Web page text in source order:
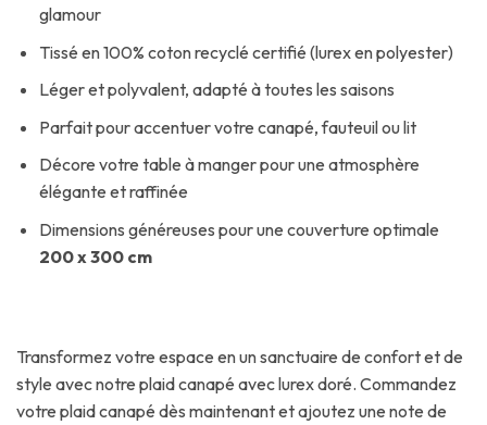
glamour
Tissé en 100% coton recyclé certifié (lurex en polyester)
Léger et polyvalent, adapté à toutes les saisons
Parfait pour accentuer votre canapé, fauteuil ou lit
Décore votre table à manger pour une atmosphère
élégante et raffinée
Dimensions généreuses pour une couverture optimale
200 x 300 cm
Transformez votre espace en un sanctuaire de confort et de
style avec notre plaid canapé avec lurex doré. Commandez
votre plaid canapé dès maintenant et ajoutez une note de